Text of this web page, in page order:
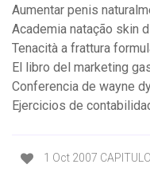
Aumentar penis
Academia natação skin
Tenacità a frattura
El libro del marketing
Conferencia de wayne
Ejercicios de
1 Oct 2007